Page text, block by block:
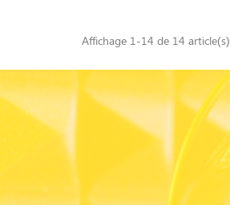
Affichage 1-14 de 14 article(s)